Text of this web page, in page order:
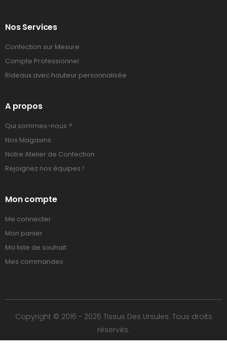
Nos Services
Confection sur Mesure
Compte Professionnel
Rideaux avec hauteur personnalisée
A propos
Qui sommes-nous ?
Nos Magasins
Notre Atelier de Confection
Rejoignez nos équipes !
Mon compte
Me connecter
Mon panier
Ma liste de souhait
Mes commandes
Copyright © 2016 - 2026 Tissus Des Ursules. Tous droits
réservés.